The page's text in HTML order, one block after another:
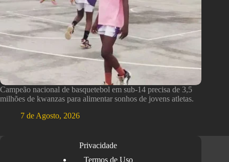
Campeão nacional de basquetebol em sub-14 precisa de 3,5
milhões de kwanzas para alimentar sonhos de jovens atletas.
7 de Agosto, 2026
Privacidade
Termos de Uso